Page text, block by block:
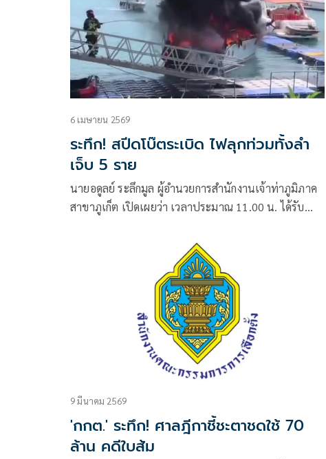
6 เมษายน 2569
ระทึก! สปีดโบ๊ตระเบิด ไฟลุกท่วมทั้งลำ
เจ็บ 5 ราย
นายอดูลย์ ระลึกมูล ผู้อำนวยการสำนักงานเจ้าท่าภูมิภาค
สาขาภูเก็ต เปิดเผยว่า เวลาประมาณ 11.00 น. ได้รับ
9 มีนาคม 2569
'กกต.' ระทึก! ศาลฎีกาชี้ชะตาชดใช้ 70
ล้าน คดีใบส้ม